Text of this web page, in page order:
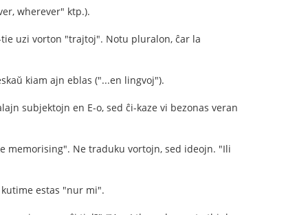
wherever" ktp.).
uzi vorton "trajtoj". Notu pluralon, ĉar la
kiam ajn eblas ("...en lingvoj").
subjektojn en E-o, sed ĉi-kaze vi bezonas veran
memorising". Ne traduku vortojn, sed ideojn. "Ili
estas "nur mi".